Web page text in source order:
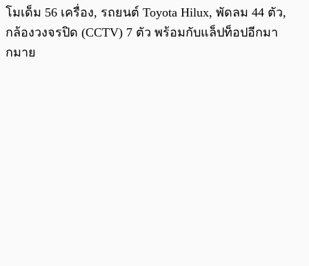
โมเด็ม 56 เครื่อง, รถยนต์ Toyota Hilux, พัดลม 44 ตัว,
กล้องวงจรปิด (CCTV) 7 ตัว พร้อมกับแล็ปท็อปอีกมา
กมาย